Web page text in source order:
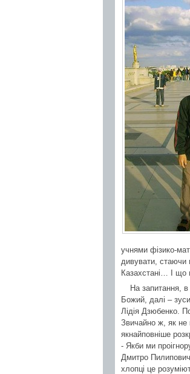
учнями фізико-
дивувати, стаючи
Казахстані… І що
На запитання,
Божий, далі –
Лідія Дзюбенко.
Звичайно ж, як не
якнайповніше
- Якби ми
Дмитро
хлопці це